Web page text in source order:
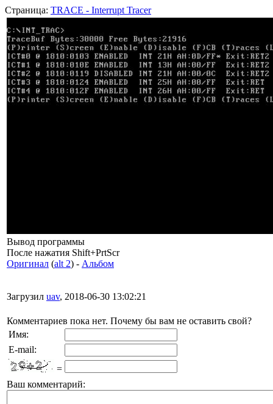
Страница: TRACE - Interrupt Tracer
Вывод программы
После нажатия Shift+PrtScr
Оригинал (alt 2) - Альбом
Загрузил uav, 2018-06-30 13:02:21
Комментариев пока нет. Почему бы вам не оставить свой?
Имя:
E-mail:
=
Ваш комментарий: